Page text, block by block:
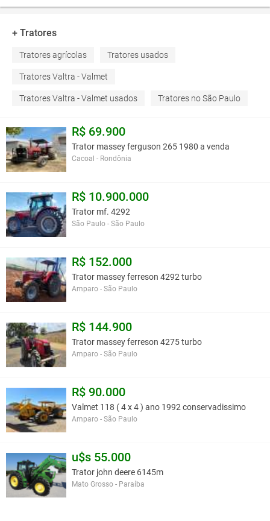
+ Tratores
Tratores agrícolas Tratores usados
Tratores Valtra - Valmet
Tratores Valtra - Valmet usados Tratores no São Paulo
R$ 69.900
Trator massey ferguson 265 1980 a venda
Cacoal - Rondônia
R$ 10.900.000
Trator mf. 4292
São Paulo - São Paulo
R$ 152.000
Trator massey ferreson 4292 turbo
Amparo - São Paulo
R$ 144.900
Trator massey ferreson 4275 turbo
Amparo - São Paulo
R$ 90.000
Valmet 118 ( 4 x 4 ) ano 1992 conservadissimo
Amparo - São Paulo
u$s 55.000
Trator john deere 6145m
Mato Grosso - Paraíba